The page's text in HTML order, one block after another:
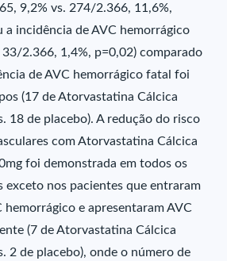
9,2% vs. 274/2.366, 11,6%,
a incidência de AVC hemorrágico
2.366, 1,4%, p=0,02) comparado
de AVC hemorrágico fatal foi
(17 de Atorvastatina Cálcica
18 de placebo). A redução do risco
com Atorvastatina Cálcica
foi demonstrada em todos os
exceto nos pacientes que entraram
hemorrágico e apresentaram AVC
(7 de Atorvastatina Cálcica
2 de placebo), onde o número de